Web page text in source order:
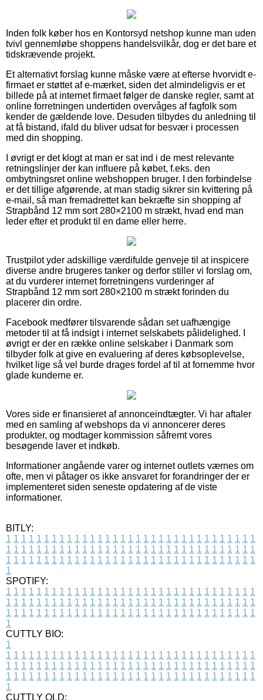
Inden folk køber hos en Kontorsyd netshop kunne man uden
tvivl gennemløbe shoppens handelsvilkår, dog er det bare et
tidskrævende projekt.
Et alternativt forslag kunne måske være at efterse hvorvidt e-
firmaet er støttet af e-mærket, siden det almindeligvis er et
billede på at internet firmaet følger de danske regler, samt at
online forretningen undertiden overvåges af fagfolk som
kender de gældende love. Desuden tilbydes du anledning til
at få bistand, ifald du bliver udsat for besvær i processen
med din shopping.
I øvrigt er det klogt at man er sat ind i de mest relevante
retningslinjer der kan influere på købet, f.eks. den
ombytningsret online webshoppen bruger. I den forbindelse
er det tillige afgørende, at man stadig sikrer sin kvittering på
e-mail, så man fremadrettet kan bekræfte sin shopping af
Strapbånd 12 mm sort 280×2100 m strækt, hvad end man
leder efter et produkt til en dame eller herre.
Trustpilot yder adskillige værdifulde genveje til at inspicere
diverse andre brugeres tanker og derfor stiller vi forslag om,
at du vurderer internet forretningens vurderinger af
Strapbånd 12 mm sort 280×2100 m strækt forinden du
placerer din ordre.
Facebook medfører tilsvarende sådan set uafhængige
metoder til at få indsigt i internet selskabets pålidelighed. I
øvrigt er der en række online selskaber i Danmark som
tilbyder folk at give en evaluering af deres købsoplevelse,
hvilket lige så vel burde drages fordel af til at fornemme hvor
glade kunderne er.
Vores side er finansieret af annonceindtægter. Vi har aftaler
med en samling af webshops da vi annoncerer deres
produkter, og modtager kommission såfremt vores
besøgende laver et indkøb.
Informationer angående varer og internet outlets værnes om
ofte, men vi påtager os ikke ansvaret for forandringer der er
implementeret siden seneste opdatering af de viste
informationer.
BITLY:
1 1 1 1 1 1 1 1 1 1 1 1 1 1 1 1 1 1 1 1 1 1 1 1 1 1 1 1 1 1 1 1 1
1 1 1 1 1 1 1 1 1 1 1 1 1 1 1 1 1 1 1 1 1 1 1 1 1 1 1 1 1 1 1 1 1
1 1 1 1 1 1 1 1 1 1 1 1 1 1 1 1 1 1 1 1 1 1 1 1 1 1 1 1 1 1 1 1 1
1
SPOTIFY:
1 1 1 1 1 1 1 1 1 1 1 1 1 1 1 1 1 1 1 1 1 1 1 1 1 1 1 1 1 1 1 1 1
1 1 1 1 1 1 1 1 1 1 1 1 1 1 1 1 1 1 1 1 1 1 1 1 1 1 1 1 1 1 1 1 1
1 1 1 1 1 1 1 1 1 1 1 1 1 1 1 1 1 1 1 1 1 1 1 1 1 1 1 1 1 1 1 1 1
1
CUTTLY BIO:
1
1 1 1 1 1 1 1 1 1 1 1 1 1 1 1 1 1 1 1 1 1 1 1 1 1 1 1 1 1 1 1 1 1
1 1 1 1 1 1 1 1 1 1 1 1 1 1 1 1 1 1 1 1 1 1 1 1 1 1 1 1 1 1 1 1 1
1 1 1 1 1 1 1 1 1 1 1 1 1 1 1 1 1 1 1 1 1 1 1 1 1 1 1 1 1 1 1 1 1
1
CUTTLY OLD: